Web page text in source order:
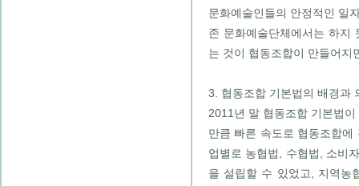
문화예술인들의 안정적인 일
존 문화예술단체에서는 하지
는 것이 협동조합이 만들어지
3. 협동조합 기본법의 배경과
2011년 말 협동조합 기본법
만큼 빠른 속도로 협동조합
업별로 농협법, 수협법, 소비
을 설립할 수 있었고, 지역농